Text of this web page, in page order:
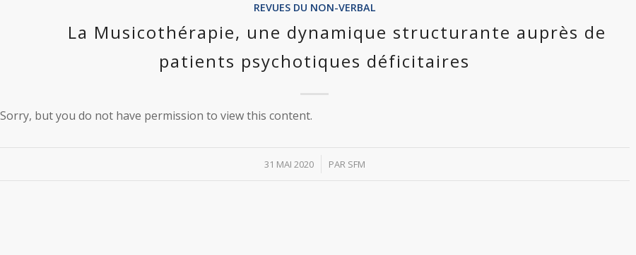
REVUES DU NON-VERBAL
La Musicothérapie, une dynamique structurante auprès de
patients psychotiques déficitaires
Sorry, but you do not have permission to view this content.
31 MAI 2020
/ PAR SFM